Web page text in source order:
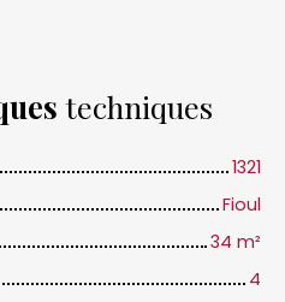
techniques
1321
Fioul
34 m²
4